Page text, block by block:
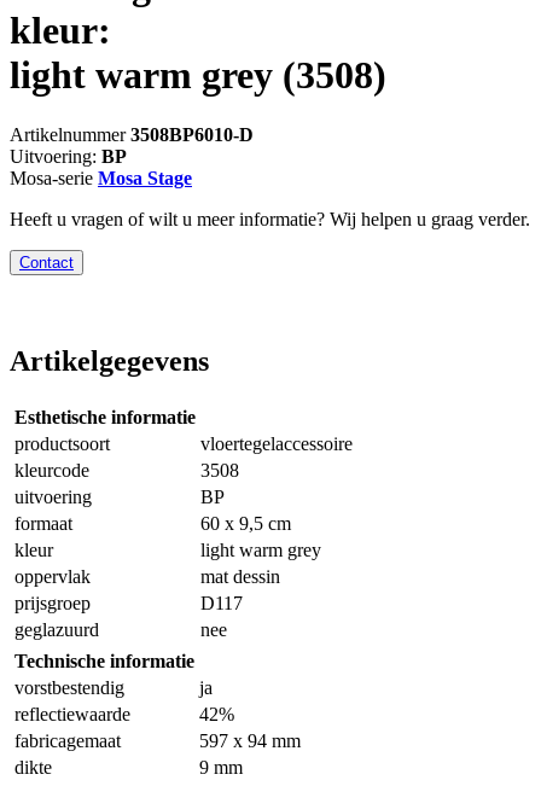
kleur:
light warm grey (3508)
Artikelnummer3508BP6010-D
Uitvoering: BP
Mosa-serie Mosa Stage
Heeft u vragen of wilt u meer informatie? Wij helpen u graag verder.
Contact
Artikelgegevens
Esthetische informatie
productsoort
vloertegelaccessoire
kleurcode
3508
uitvoering
BP
formaat
60 x 9,5 cm
kleur
light warm grey
oppervlak
mat dessin
prijsgroep
D117
geglazuurd
nee
Technische informatie
vorstbestendig
ja
reflectiewaarde
42%
fabricagemaat
597 x 94 mm
dikte
9 mm